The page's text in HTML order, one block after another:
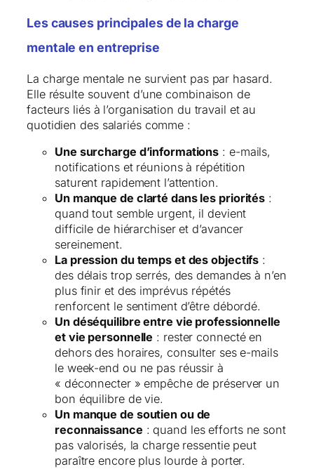
Les causes principales de la charge
mentale en entreprise
La charge mentale ne survient pas par hasard.
Elle résulte souvent d’une combinaison de
facteurs liés à l’organisation du travail et au
quotidien des salariés comme :
Une surcharge d’informations : e-mails,
notifications et réunions à répétition
saturent rapidement l’attention.
Un manque de clarté dans les priorités :
quand tout semble urgent, il devient
difficile de hiérarchiser et d’avancer
sereinement.
La pression du temps et des objectifs :
des délais trop serrés, des demandes à n’en
plus finir et des imprévus répétés
renforcent le sentiment d’être débordé.
Un déséquilibre entre vie professionnelle
et vie personnelle : rester connecté en
dehors des horaires, consulter ses e-mails
le week-end ou ne pas réussir à
« déconnecter » empêche de préserver un
bon équilibre de vie.
Un manque de soutien ou de
reconnaissance : quand les efforts ne sont
pas valorisés, la charge ressentie peut
paraître encore plus lourde à porter.